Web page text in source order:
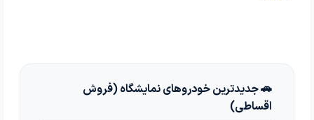
🚗 جدیدترین خودروهای نمایشگاه (فروش
اقساطی)